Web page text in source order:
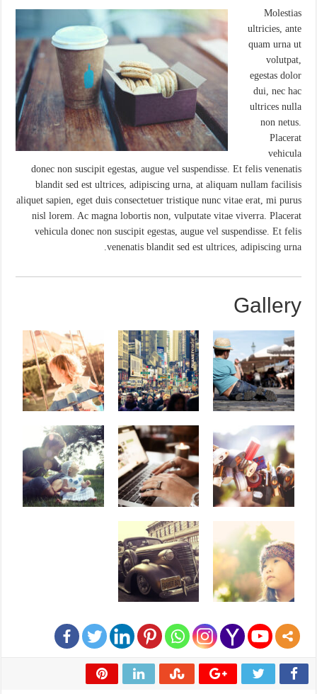
Molestias
ultricies, ante
quam urna ut
volutpat,
egestas dolor
dui, nec hac
ultrices nulla
non netus.
Placerat
vehicula
donec non suscipit egestas, augue vel suspendisse. Et felis venenatis
blandit sed est ultrices, adipiscing urna, at aliquam nullam facilisis
aliquet sapien, eget duis consectetuer tristique nunc vitae erat, mi purus
nisl lorem. Ac magna lobortis non, vulputate vitae viverra. Placerat
vehicula donec non suscipit egestas, augue vel suspendisse. Et felis
venenatis blandit sed est ultrices, adipiscing urna.
Gallery